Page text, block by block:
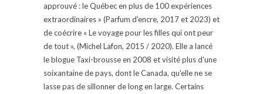
approuvé : le Québec en plus de 100 expériences
extraordinaires » (Parfum d'encre, 2017 et 2023) et
de coécrire « Le voyage pour les filles qui ont peur
de tout », (Michel Lafon, 2015 / 2020). Elle a lancé
le blogue Taxi-brousse en 2008 et visité plus d'une
soixantaine de pays, dont le Canada, qu'elle ne se
lasse pas de sillonner de long en large. Certains